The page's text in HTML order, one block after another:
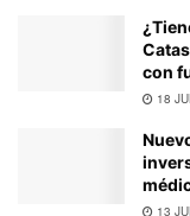
con
18
13